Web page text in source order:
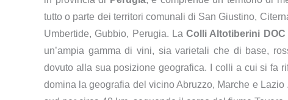
tutto o parte dei territori comunali di San Giustino,
Umbertide, Gubbio, Perugia. LaColli Altotiberini DOC
un’ampia gamma di vini, sia varietali che di base,
dovuto alla sua posizione geografica. I colli a cui si fa
domina la geografia del vicino Abruzzo, Marche e